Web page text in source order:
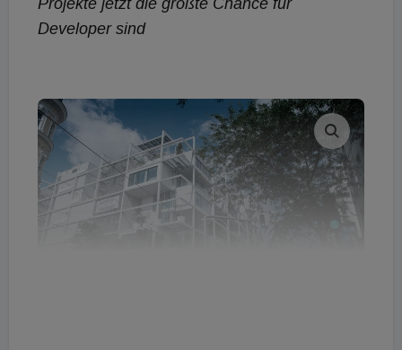
Projekte jetzt die größte Chance für
Developer sind